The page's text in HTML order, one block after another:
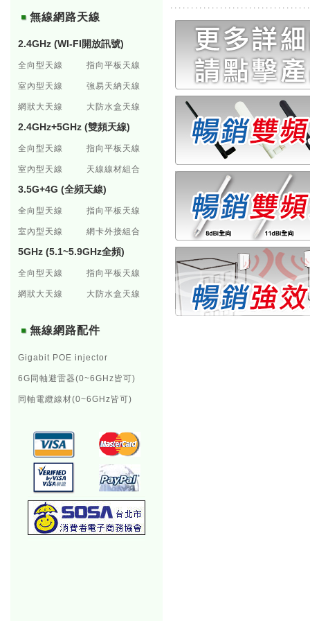
無線網路天線
2.4GHz (WI-FI開放訊號)
全向型天線 指向平板天線
室內型天線 強易天納天線
網狀大天線 大防水盒天線
2.4GHz+5GHz (雙頻天線)
全向型天線 指向平板天線
室內型天線 天線線材組合
3.5G+4G (全頻天線)
全向型天線 指向平板天線
室內型天線 網卡外接組合
5GHz (5.1~5.9GHz全頻)
全向型天線 指向平板天線
網狀大天線 大防水盒天線
無線網路配件
Gigabit POE injector
6G同軸避雷器(0~6GHz皆可)
同軸電纜線材(0~6GHz皆可)